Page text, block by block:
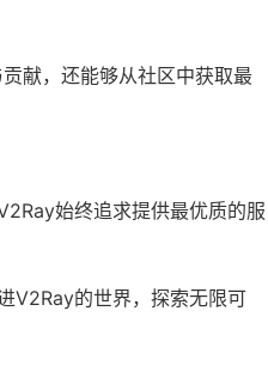
献，还能够从社区中获取最
始终追求提供最优质的服
V2Ray的世界，探索无限可